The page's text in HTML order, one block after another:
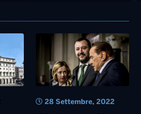
28 Settembre, 2022